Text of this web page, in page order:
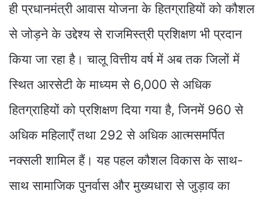
ही प्रधानमंत्री आवास योजना के हितग्राहियों को कौशल
से जोड़ने के उद्देश्य से राजमिस्त्री प्रशिक्षण भी प्रदान
किया जा रहा है। चालू वित्तीय वर्ष में अब तक जिलों में
स्थित आरसेटी के माध्यम से 6,000 से अधिक
हितग्राहियों को प्रशिक्षण दिया गया है, जिनमें 960 से
अधिक महिलाएँ तथा 292 से अधिक आत्मसमर्पित
नक्सली शामिल हैं। यह पहल कौशल विकास के साथ-
साथ सामाजिक पुनर्वास और मुख्यधारा से जुड़ाव का